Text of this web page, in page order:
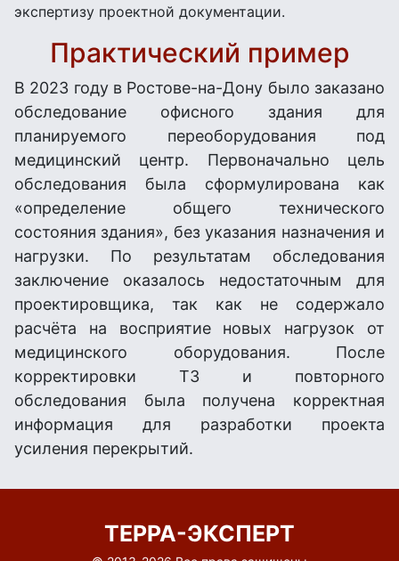
экспертизу проектной документации.
Практический пример
В 2023 году в Ростове-на-Дону было заказано
обследование офисного здания для
планируемого переоборудования под
медицинский центр. Первоначально цель
обследования была сформулирована как
«определение общего технического
состояния здания», без указания назначения и
нагрузки. По результатам обследования
заключение оказалось недостаточным для
проектировщика, так как не содержало
расчёта на восприятие новых нагрузок от
медицинского оборудования. После
корректировки ТЗ и повторного
обследования была получена корректная
информация для разработки проекта
усиления перекрытий.
ТЕРРА-ЭКСПЕРТ